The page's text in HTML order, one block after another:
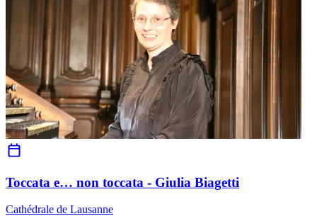
Toccata e… non toccata - Giulia Biagetti
Cathédrale de Lausanne